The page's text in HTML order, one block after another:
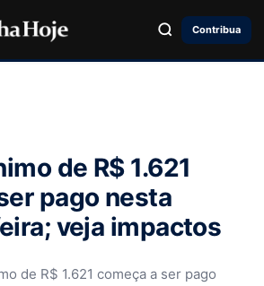
Contribua
de R$ 1.621
pago nesta
veja impactos
de R$ 1.621 começa a ser pago